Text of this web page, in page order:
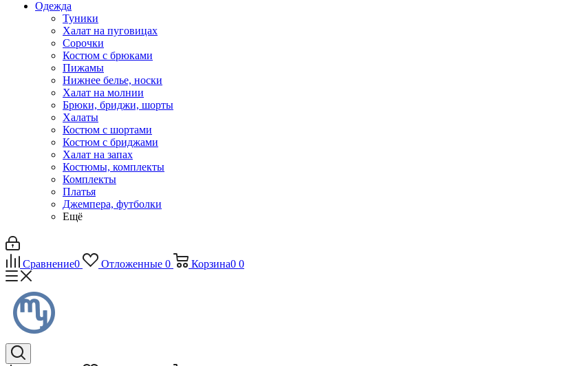
Одежда
Туники
Халат на пуговицах
Сорочки
Костюм с брюками
Пижамы
Нижнее белье, носки
Халат на молнии
Брюки, бриджи, шорты
Халаты
Костюм с шортами
Костюм с бриджами
Халат на запах
Костюмы, комплекты
Комплекты
Платья
Джемпера, футболки
Ещё
Сравнение0 Отложенные 0 Корзина0 0